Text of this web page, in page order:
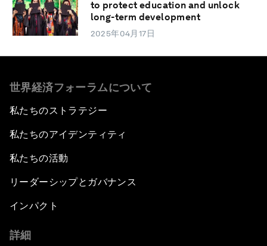
to protect education and unlock
long-term development
2025年04月17日
世界経済フォーラムについて
私たちのストラテジー
私たちのアイデンティティ
私たちの活動
リーダーシップとガバナンス
インパクト
詳細